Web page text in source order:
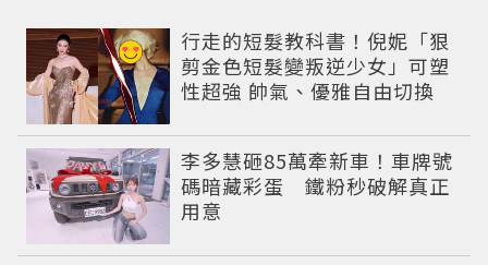
行走的短髮教科書！倪妮「狠
剪金色短髮變叛逆少女」可塑
性超強 帥氣、優雅自由切換
李多慧砸85萬牽新車！車牌號
碼暗藏彩蛋 鐵粉秒破解真正
用意